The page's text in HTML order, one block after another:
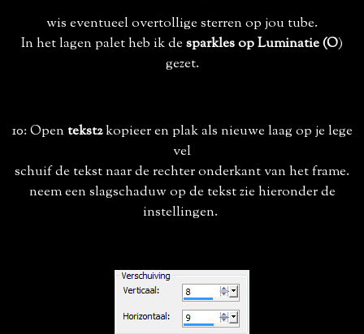
wis eventueel overtollige sterren op jou tube.
In het lagen palet heb ik de sparkles op Luminatie (O)
gezet.
10: Open tekst2kopieer en plak als nieuwe laag op je lege
vel
schuif de tekst naar de rechter onderkant van het frame.
neem een slagschaduw op de tekst zie hieronder de
instellingen.